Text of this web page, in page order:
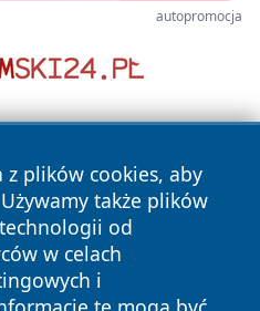
autopromocja
z plików cookies, aby
także plików
od
w celach
i
Wszystkie prawa